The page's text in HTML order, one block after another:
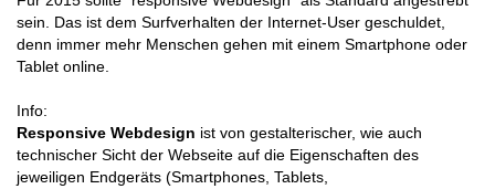
sein. Das ist dem Surfverhalten der Internet-User geschuldet,
denn immer mehr Menschen gehen mit einem Smartphone oder
Tablet online.
Info:
Responsive Webdesign ist von gestalterischer, wie auch
technischer Sicht der Webseite auf die Eigenschaften des
jeweiligen Endgeräts (Smartphones, Tablets,